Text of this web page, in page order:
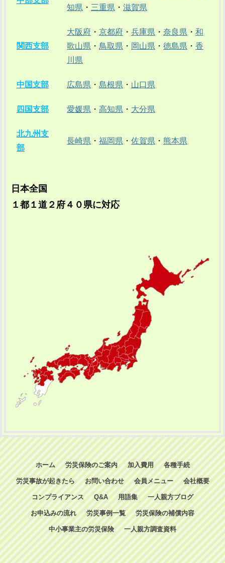
知県 ・ 三重県 ・ 滋賀県
関西支部
大阪府 ・ 京都府 ・ 兵庫県 ・ 奈良県 ・ 和
歌山県 ・ 鳥取県 ・ 岡山県 ・ 徳島県 ・ 香
川県
中国支部 広島県 ・ 島根県 ・ 山口県
四国支部 愛媛県 ・ 高知県 ・ 大分県
北九州支
部
長崎県 ・ 福岡県 ・ 佐賀県 ・ 熊本県
日本全国
１都１道２府４０県に対応
ホーム 労災保険のご案内 加入費用 各種手続
労災事故が起きたら お問い合わせ 会員メニュー 会社概要
コンプライアンス Q&A 用語集 一人親方ブログ
お申込みの流れ 労災事例一覧 労災保険の補償内容
中小事業主の労災保険 一人親方調査資料